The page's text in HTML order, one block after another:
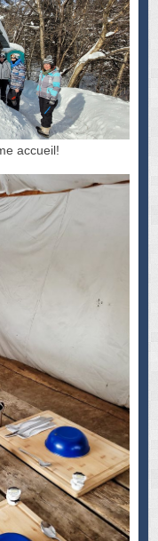
accueil!